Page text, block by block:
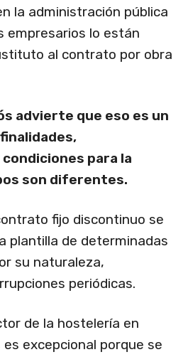
la administración pública
empresarios lo están
al contrato por obra
advierte que eso es un
para la
son diferentes.
fijo discontinuo se
plantilla de determinadas
su naturaleza,
periódicas.
de la hostelería en
excepcional porque se